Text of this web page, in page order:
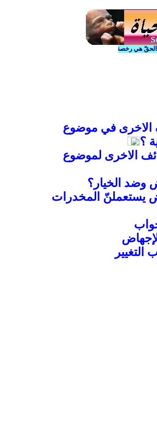
الحقّ هي رخصة للفساد . وأول رخصة الفساد هي طرق منع
الاخرى في موضوع
؟
الاخرى لموضوع
وضد الخيار؟
يستعملنّ المخدرات